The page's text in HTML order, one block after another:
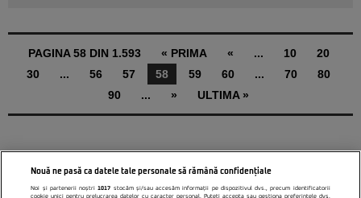
PAGINA 58 DIN 1.593 « PRIMA « ... 10
20
30
... 56 57 58 59 60 ... 70
80
90
... » ULTIMA »
Nouă ne pasă ca datele tale personale să rămână confidențiale
Noi și partenerii noștri1017 stocăm și/sau accesăm informații pe dispozitivul dvs., precum identificatorii
cookie unici pentru prelucrarea datelor cu caracter personal. Puteți accepta sau gestiona preferințele dvs.